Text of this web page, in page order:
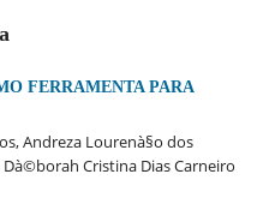
FERRAMENTA PARA
Andreza Lourenà§o dos
Cristina Dias Carneiro